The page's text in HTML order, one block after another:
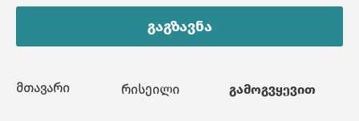
მთავარი რისეილი გამოგვყევით
გაგზავნა